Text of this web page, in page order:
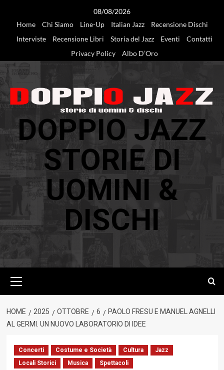
08/08/2026
Home
Chi Siamo Line-Up Italian Jazz
Recensione Dischi
Interviste
Recensione Libri Storia del Jazz Eventi
Contatti
Privacy Policy
Albo D’Oro
DOPPIO JAZZ
STORIE DI
UOMINI &
DISCHI
principale
HOME 2025 OTTOBRE 6
PAOLO FRESU E MANUEL AGNELLI
AL GERMI. UN NUOVO LABORATORIO DI IDEE
Concerti Costume e Società Cultura
Jazz
Locali Storici
Musica Spettacoli